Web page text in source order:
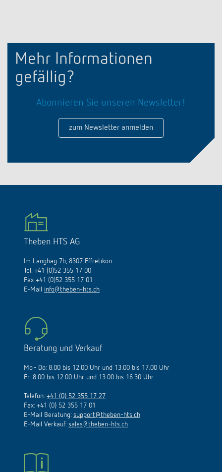
Mehr Informationen
gefällig?
Abonnieren Sie unseren Newsletter!
zum Newsletter anmelden
Theben HTS AG
Im Langhag 7b, 8307 Effretikon
Tel. +41 (0)52 355 17 00
Fax +41 (0)52 355 17 01
E-Mail info@theben-hts.ch
Beratung und Verkauf
Mo - Do: 8.00 bis 12.00 Uhr und 13.00 bis 17.00 Uhr
Fr: 8.00 bis 12.00 Uhr und 13.00 bis 16.30 Uhr
Telefon: +41 (0) 52 355 17 27
Fax: +41 (0) 52 355 17 01
E-Mail Beratung: support@theben-hts.ch
E-Mail Verkauf: sales@theben-hts.ch